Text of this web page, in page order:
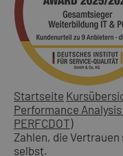
Startseite
Performance
PERFCDOT)
Zahlen, die
selbst.